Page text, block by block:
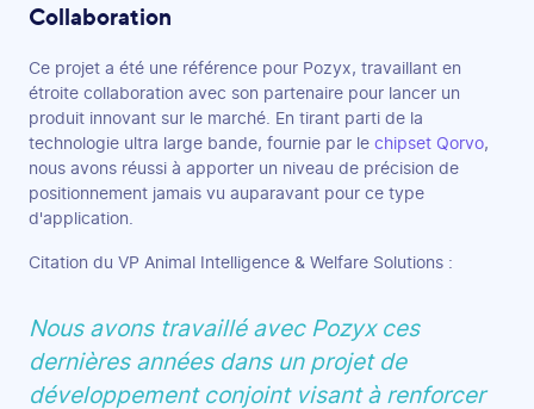
Collaboration
Ce projet a été une référence pour Pozyx, travaillant en
étroite collaboration avec son partenaire pour lancer un
produit innovant sur le marché. En tirant parti de la
technologie ultra large bande, fournie par le chipset Qorvo,
nous avons réussi à apporter un niveau de précision de
positionnement jamais vu auparavant pour ce type
d'application.
Citation du VP Animal Intelligence & Welfare Solutions :
Nous avons travaillé avec Pozyx ces
dernières années dans un projet de
développement conjoint visant à renforcer